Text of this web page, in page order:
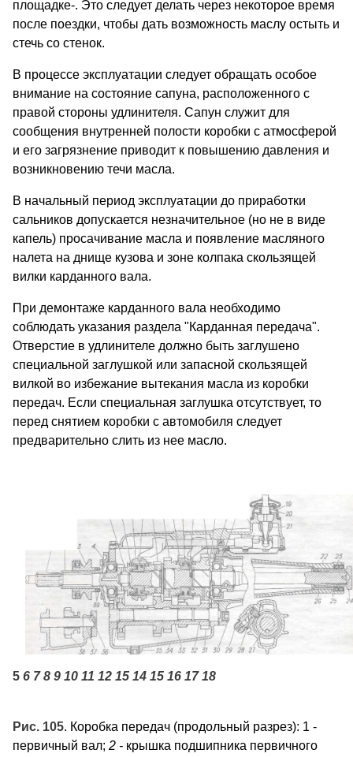
площадке-. Это следует делать через некоторое время
после поездки, чтобы дать возможность маслу остыть и
стечь со стенок.
В процессе эксплуатации следует обращать особое
внимание на состояние сапуна, расположенного с
правой стороны удлинителя. Сапун служит для
сообщения внутренней полости коробки с атмосферой
и его загрязнение приводит к повышению давления и
возникновению течи масла.
В начальный период эксплуатации до приработки
сальников допускается незначительное (но не в виде
капель) просачивание масла и появление масляного
налета на днище кузова и зоне колпака скользящей
вилки карданного вала.
При демонтаже карданного вала необходимо
соблюдать указания раздела "Карданная передача".
Отверстие в удлинителе должно быть заглушено
специальной заглушкой или запасной скользящей
вилкой во избежание вытекания масла из коробки
передач. Если специальная заглушка отсутствует, то
перед снятием коробки с автомобиля следует
предварительно слить из нее масло.
5 6 7 8 9 10 11 12 15 14 15 16 17 18
Рис. 105. Коробка передач (продольный разрез): 1 -
первичный вал; 2 - крышка подшипника первичного